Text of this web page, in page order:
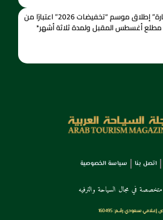
التجارة” إطلاق موسم “تخفيضات 2026” اعتبارًا من
مطلع أغسطس المقبل ولمدة ثلاثة أشهر*
اتصل بنا سياسة الخصوصية
في مجال السياحة والترفيه
إعـلامي سـعودي رقــم: 160495